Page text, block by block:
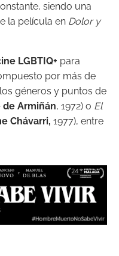
siendo una
la película en Dolor y
LGBTIQ+ para
por más de
géneros y puntos de
de Armiñán, 1972) o El
Chávarri, 1977), entre